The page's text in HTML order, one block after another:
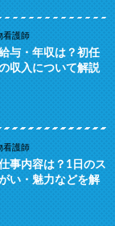
看護師
与・年収は？初任
収入について解説
看護師
事内容は？1日のス
い・魅力などを解